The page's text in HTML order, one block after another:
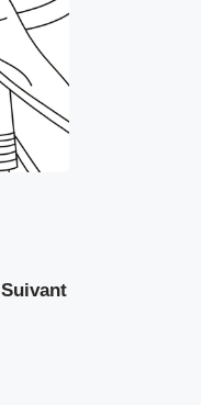
Suivant